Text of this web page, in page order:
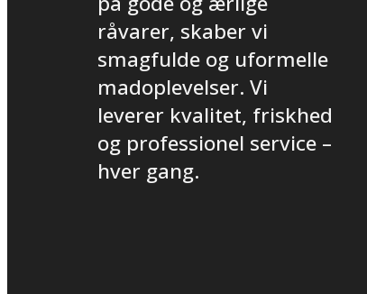
råvarer, skaber vi
smagfulde og uformelle
madoplevelser. Vi
leverer kvalitet, friskhed
og professionel service –
hver gang.